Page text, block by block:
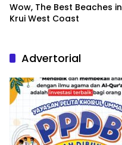
Wow, The Best Beaches in
Krui West Coast
Advertorial